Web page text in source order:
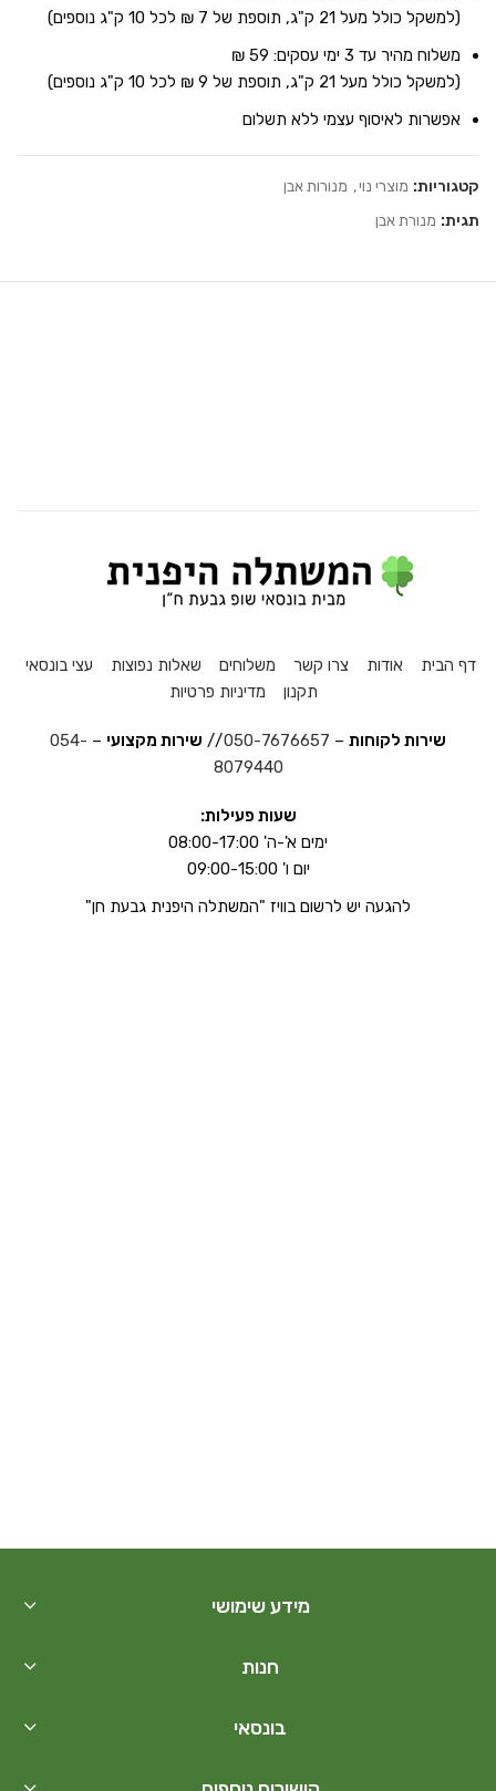
(למשקל כולל מעל 21 ק"ג, תוספת של 7 ₪ לכל 10 ק"ג נוספים)
משלוח מהיר עד 3 ימי עסקים: 59 ₪
(למשקל כולל מעל 21 ק"ג, תוספת של 9 ₪ לכל 10 ק"ג נוספים)
אפשרות לאיסוף עצמי ללא תשלום
קטגוריות: מוצרי נוי, מנורות אבן
תגית: מנורת אבן
דף הבית אודות צרו קשר משלוחים שאלות נפוצות
עצי בונסאי
תקנון
מדיניות פרטיות
שירות לקוחות –
050-7676657
// שירות מקצועי –
054-
8079440
שעות פעילות:
ימים א'-ה' 08:00-17:00
יום ו' 09:00-15:00
להגעה יש לרשום בוויז "המשתלה היפנית גבעת חן"
מידע שימושי
חנות
בונסאי